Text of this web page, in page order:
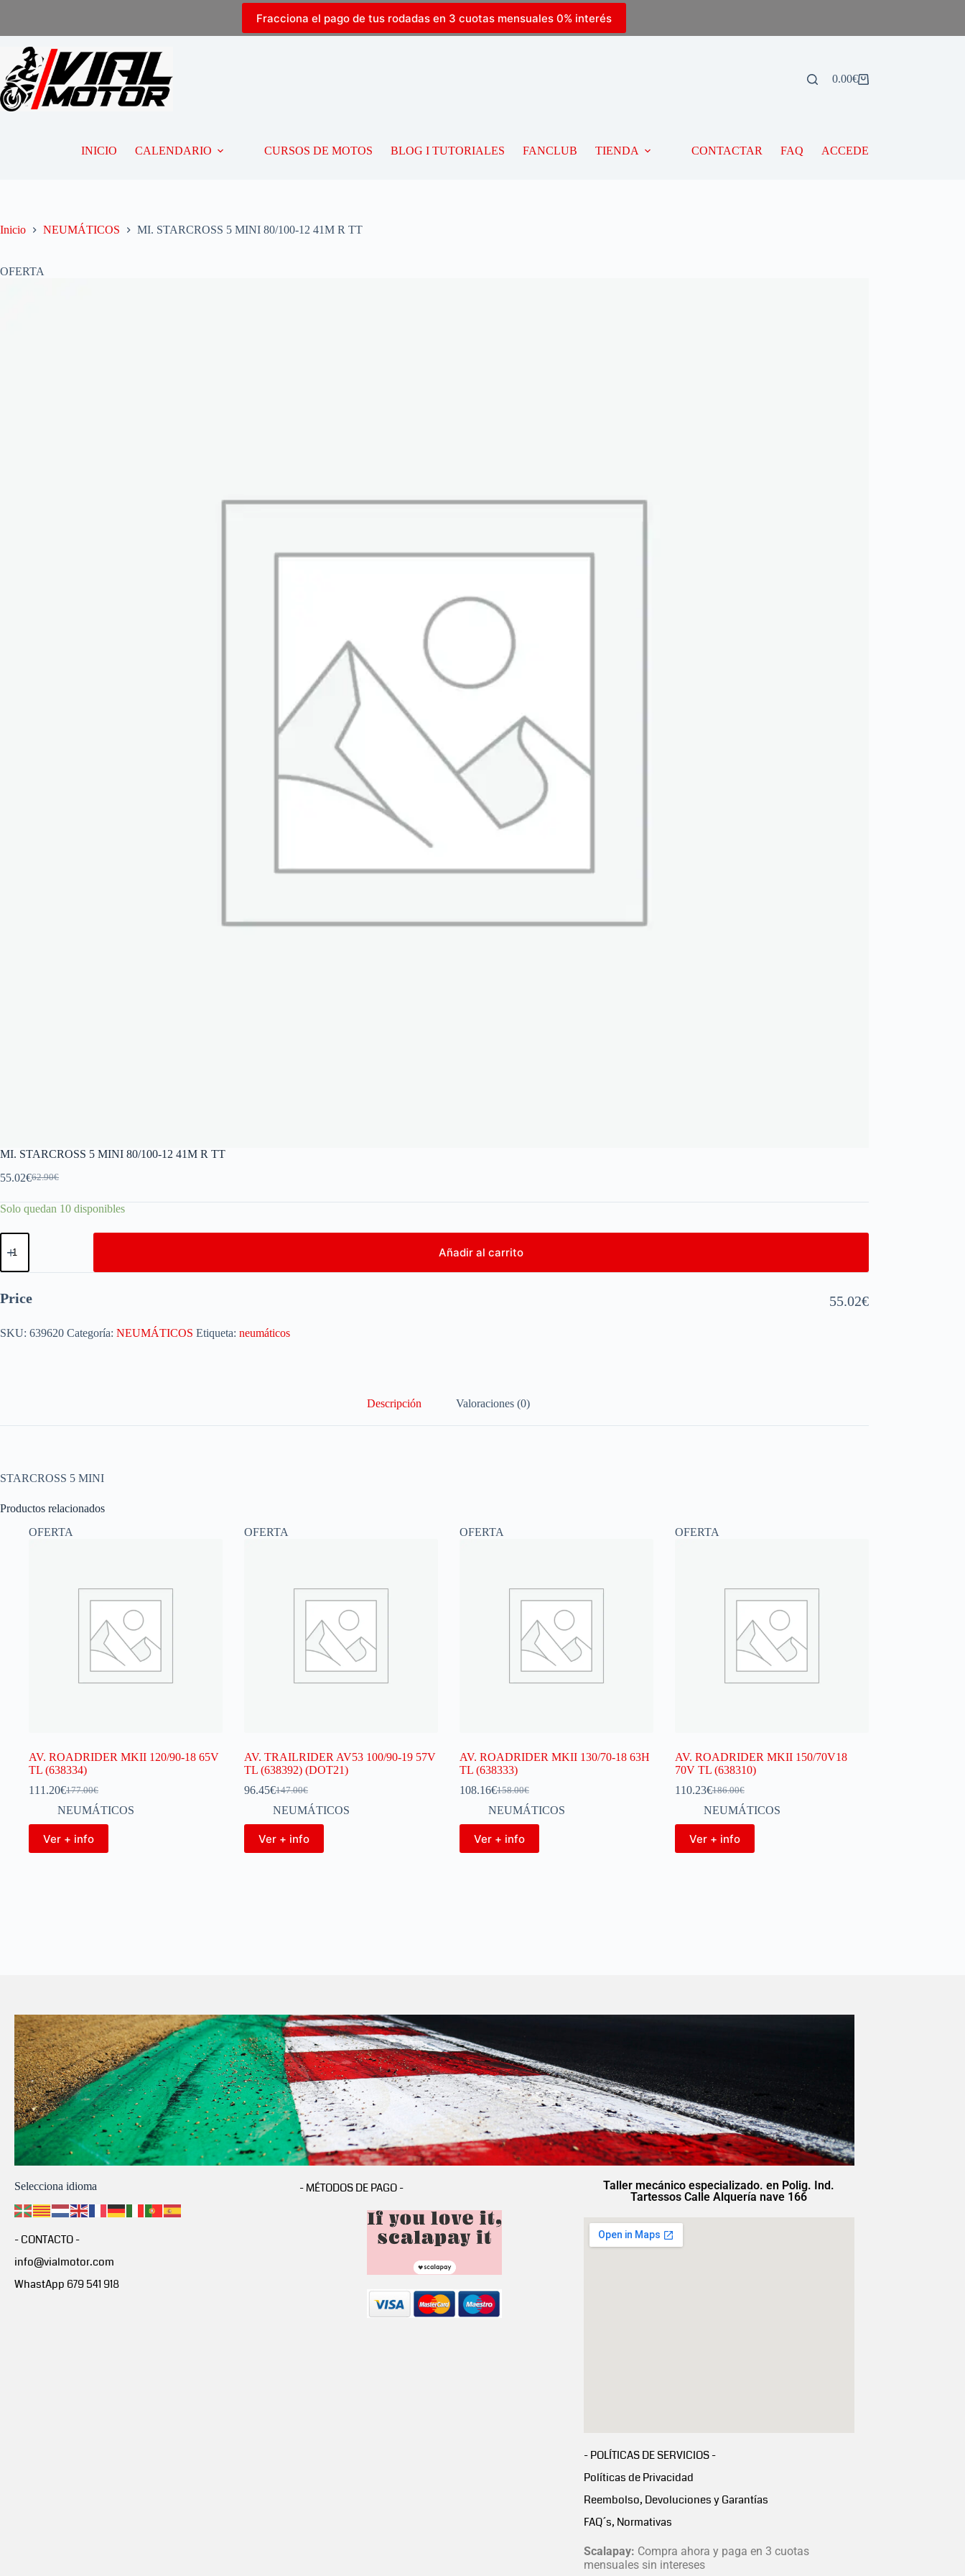
Fracciona el pago de tus rodadas en 3 cuotas mensuales 0% interés
0.00€
INICIO CALENDARIO CURSOS DE MOTOS BLOG I TUTORIALES FANCLUB TIENDA CONTACTAR FAQ ACCEDE
Inicio NEUMÁTICOS MI. STARCROSS 5 MINI 80/100-12 41M R TT
OFERTA
MI. STARCROSS 5 MINI 80/100-12 41M R TT
62.90€
55.02€
Solo quedan 10 disponibles
Añadir al carrito
Price 55.02€
SKU: 639620 Categoría: NEUMÁTICOS Etiqueta: neumáticos
Descripción Valoraciones (0)
STARCROSS 5 MINI
Productos relacionados
OFERTA
AV. ROADRIDER MKII 120/90-18 65V
TL (638334)
177.00€
111.20€
NEUMÁTICOS
Ver + info
OFERTA
AV. TRAILRIDER AV53 100/90-19 57V
TL (638392) (DOT21)
147.00€
96.45€
NEUMÁTICOS
Ver + info
OFERTA
AV. ROADRIDER MKII 130/70-18 63H
TL (638333)
158.00€
108.16€
NEUMÁTICOS
Ver + info
OFERTA
AV. ROADRIDER MKII 150/70V18
70V TL (638310)
186.00€
110.23€
NEUMÁTICOS
Ver + info
Selecciona idioma
- CONTACTO -
info@vialmotor.com
WhastApp 679 541 918
- MÉTODOS DE PAGO -
Taller mecánico especializado. en Polig. Ind.
Tartessos Calle Alquería nave 166
- POLÍTICAS DE SERVICIOS -
Políticas de Privacidad
Reembolso, Devoluciones y Garantías
FAQ´s, Normativas
Scalapay: Compra ahora y paga en 3 cuotas
mensuales sin intereses